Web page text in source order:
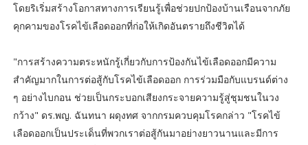
โดยริเริ่มสร้างโอกาสทางการเรียนรู้เพื่อช่วยปกป้องบ้านเรือนจากภัย
คุกคามของโรคไข้เลือดออกที่ก่อให้เกิดอันตรายถึงชีวิตได้
"การสร้างความตระหนักรู้เกี่ยวกับการป้องกันไข้เลือดออกมีความ
สำคัญมากในการต่อสู้กับโรคไข้เลือดออก การร่วมมือกับแบรนด์ต่าง
ๆ อย่างไบกอน ช่วยเป็นกระบอกเสียงกระจายความรู้สู่ชุมชนในวง
กว้าง" ดร.พญ. ฉันทนา ผดุงทศ จากกรมควบคุมโรคกล่าว "โรคไข้
เลือดออกเป็นประเด็นที่พวกเราต่อสู้กันมาอย่างยาวนานและมีการ